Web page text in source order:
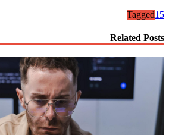
Tagged1 5
Related Posts